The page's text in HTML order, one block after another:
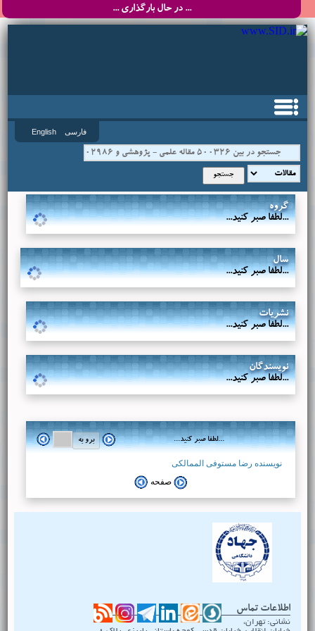
نسخه جدید سایت SID.ir
فارسی English
... در حال بارگذاری ...
گروه
...لطفا صبر کنید...
سال
...لطفا صبر کنید...
نشریات
...لطفا صبر کنید...
نویسندگان
...لطفا صبر کنید...
...لطفا صبر کنید...
نویسنده رضا مستوفی الممالکی
صفحه
اطلاعات تماس
نشانی: تهران،